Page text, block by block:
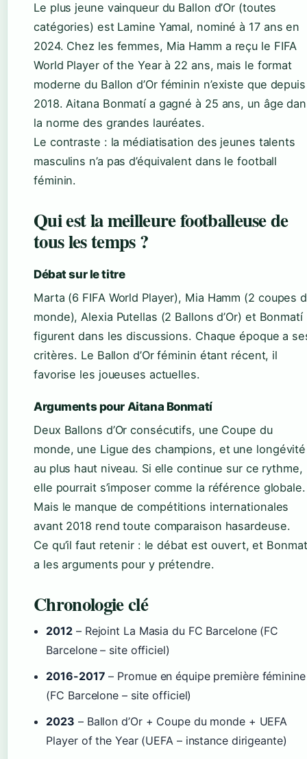
Le plus jeune vainqueur du Ballon d’Or (toutes
catégories) est Lamine Yamal, nominé à 17 ans en
2024. Chez les femmes, Mia Hamm a reçu le FIFA
World Player of the Year à 22 ans, mais le format
moderne du Ballon d’Or féminin n’existe que depuis
2018. Aitana Bonmatí a gagné à 25 ans, un âge
la norme des grandes lauréates.
Le contraste : la médiatisation des jeunes talents
masculins n’a pas d’équivalent dans le football
féminin.
Qui est la meilleure footballeuse de
tous les temps ?
Débat sur le titre
Marta (6 FIFA World Player), Mia Hamm (2 coupes
monde), Alexia Putellas (2 Ballons d’Or) et Bonmatí
figurent dans les discussions. Chaque époque a
critères. Le Ballon d’Or féminin étant récent, il
favorise les joueuses actuelles.
Arguments pour Aitana Bonmatí
Deux Ballons d’Or consécutifs, une Coupe du
monde, une Ligue des champions, et une longévité
au plus haut niveau. Si elle continue sur ce rythme,
elle pourrait s’imposer comme la référence globale.
Mais le manque de compétitions internationales
avant 2018 rend toute comparaison hasardeuse.
Ce qu’il faut retenir : le débat est ouvert, et
a les arguments pour y prétendre.
Chronologie clé
2012 – Rejoint La Masia du FC Barcelone (FC
Barcelone – site officiel)
2016-2017 – Promue en équipe première féminine
(FC Barcelone – site officiel)
2023 – Ballon d’Or + Coupe du monde + UEFA
Player of the Year (UEFA – instance dirigeante)